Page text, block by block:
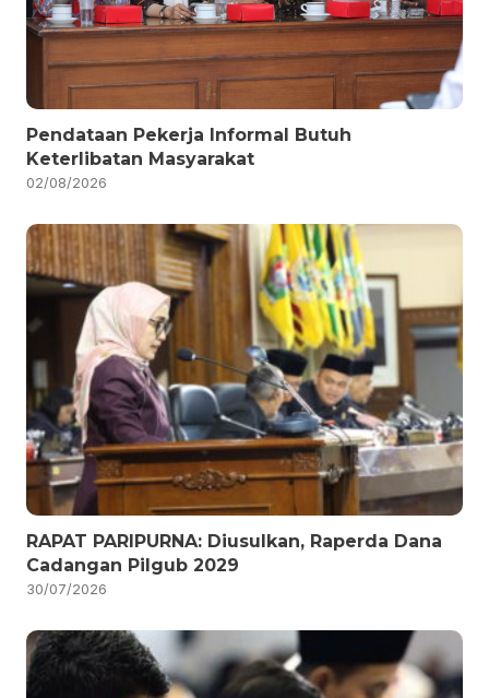
Pendataan Pekerja Informal Butuh
Keterlibatan Masyarakat
02/08/2026
RAPAT PARIPURNA: Diusulkan, Raperda Dana
Cadangan Pilgub 2029
30/07/2026